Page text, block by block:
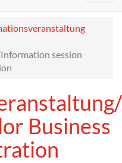
session
Business